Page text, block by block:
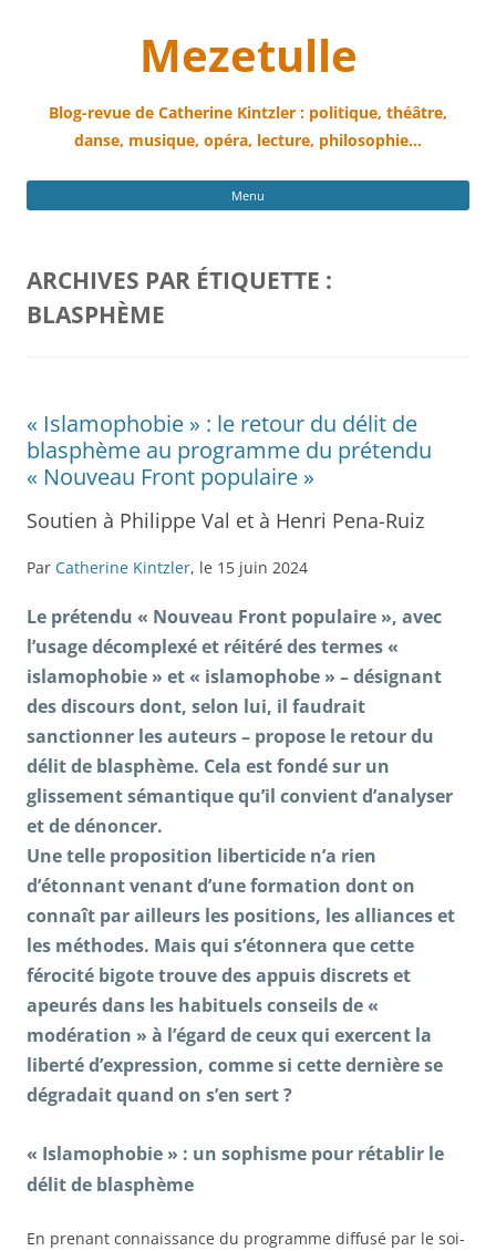
Mezetulle
Blog-revue de Catherine Kintzler : politique, théâtre,
danse, musique, opéra, lecture, philosophie…
Menu
ARCHIVES PAR ÉTIQUETTE :
BLASPHÈME
« Islamophobie » : le retour du délit de
blasphème au programme du prétendu
« Nouveau Front populaire »
Soutien à Philippe Val et à Henri Pena-Ruiz
Par Catherine Kintzler, le 15 juin 2024
Le prétendu « Nouveau Front populaire », avec
l’usage décomplexé et réitéré des termes «
islamophobie » et « islamophobe » – désignant
des discours dont, selon lui, il faudrait
sanctionner les auteurs – propose le retour du
délit de blasphème. Cela est fondé sur un
glissement sémantique qu’il convient d’analyser
et de dénoncer.
Une telle proposition liberticide n’a rien
d’étonnant venant d’une formation dont on
connaît par ailleurs les positions, les alliances et
les méthodes. Mais qui s’étonnera que cette
férocité bigote trouve des appuis discrets et
apeurés dans les habituels conseils de «
modération » à l’égard de ceux qui exercent la
liberté d’expression, comme si cette dernière se
dégradait quand on s’en sert ?
« Islamophobie » : un sophisme pour rétablir le
délit de blasphème
En prenant connaissance du programme diffusé par le soi-